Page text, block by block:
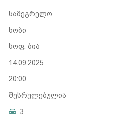
სამეგრელო
ხობი
სოფ. ბია
14.09.2025
20:00
შესრულებულია
3